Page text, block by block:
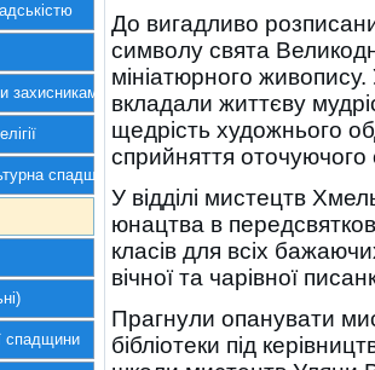
України
спадщина
спадщини
До вигадливо
символу свята
мініатюрного
вкладали життєву
щедрість художнього
сприйняття оточуючого
У відділі мистецтв
юнацтва в
класів для всіх
вічної та чарівної
Прагнули опанувати
бібліотеки під